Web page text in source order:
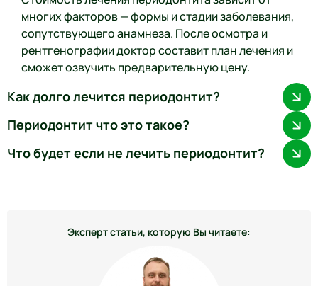
многих факторов — формы и стадии заболевания,
сопутствующего анамнеза. После осмотра и
рентгенографии доктор составит план лечения и
сможет озвучить предварительную цену.
️Как долго лечится периодонтит?
️Периодонтит что это такое?
️Что будет если не лечить периодонтит?
Эксперт статьи, которую Вы читаете: